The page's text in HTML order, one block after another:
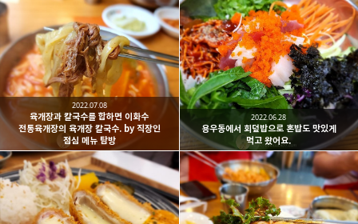
육개장과 칼국수를 합하면 이화수
전통육개장의 육개장 칼국수. by 직장인
점심 메뉴 탐방
2022.07.08
용우동에서 회덮밥으로 혼밥도 맛있게
먹고 왔어요.
2022.06.28